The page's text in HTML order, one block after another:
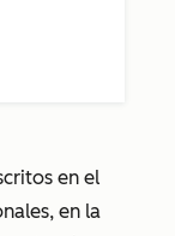
en el
en la